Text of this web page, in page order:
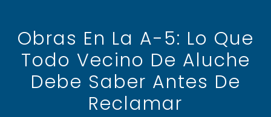
Obras En La A-5: Lo Que
Todo Vecino De Aluche
Debe Saber Antes De
Reclamar